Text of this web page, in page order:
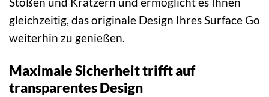
gleichzeitig, das originale Design Ihres Surface Go
weiterhin zu genießen.
Maximale Sicherheit trifft auf
transparentes Design